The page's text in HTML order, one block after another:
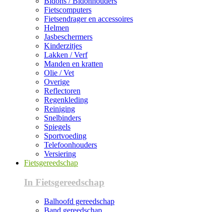
Fietscomputers
Fietsendrager en accessoires
Helmen
Jasbeschermers
Kinderzitjes
Lakken / Verf
Manden en kratten
Olie / Vet
Overige
Reflectoren
Regenkleding
Reiniging
Snelbinders
Spiegels
Sportvoeding
Telefoonhouders
Versiering
Fietsgereedschap
In Fietsgereedschap
Balhoofd gereedschap